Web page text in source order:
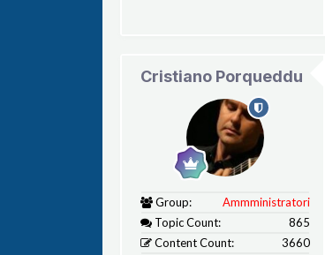
Cristiano Porqueddu
Group:
Ammministratori
Topic Count:
865
Content Count:
3660